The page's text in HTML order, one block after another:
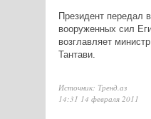
Президент передал
вооруженных сил
возглавляет
Тантави.
Источник: Тренд.аз
14:31 14 февраля 2011